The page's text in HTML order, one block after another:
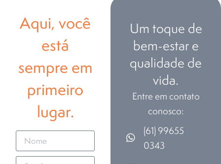
Aqui, você
está
sempre em
primeiro
lugar.
Um toque de
bem-estar e
qualidade de
vida.
Entre em contato
conosco:
(61) 99655
0343